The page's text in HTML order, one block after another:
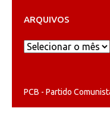
ARQUIVOS
Arquivos
PCB - Partido